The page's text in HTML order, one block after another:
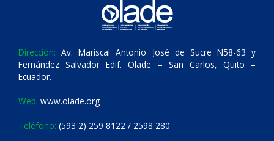
Dirección: Av. Mariscal Antonio José de Sucre N58-63 y
Fernández Salvador Edif. Olade – San Carlos, Quito –
Ecuador.
Web: www.olade.org
Teléfono: (593 2) 259 8122 / 2598 280